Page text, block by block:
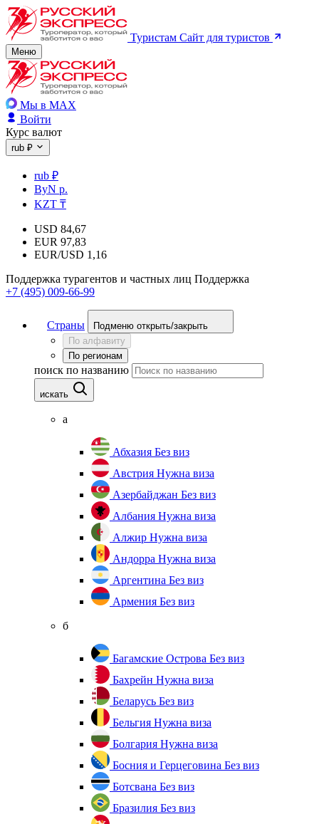
Туристам Сайт для туристов
Меню
Мы в MAX
Войти
Курс валют
rub ₽
rub ₽
ByN р.
KZT ₸
USD 84,67
EUR 97,83
EUR/USD 1,16
Поддержка турагентов и частных лиц Поддержка
+7 (495) 009-66-99
Страны
Подменю открыть/закрыть
По алфавиту
По регионам
поиск по названию
искать
а
Абхазия Без виз
Австрия Нужна виза
Азербайджан Без виз
Албания Нужна виза
Алжир Нужна виза
Андорра Нужна виза
Аргентина Без виз
Армения Без виз
б
Багамские Острова Без виз
Бахрейн Нужна виза
Беларусь Без виз
Бельгия Нужна виза
Болгария Нужна виза
Босния и Герцеговина Без виз
Ботсвана Без виз
Бразилия Без виз